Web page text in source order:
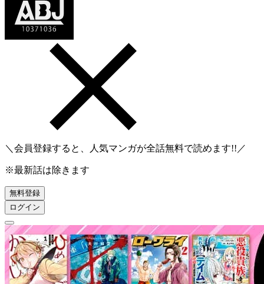
＼会員登録すると、人気マンガが全話無料で読めます!!／
※最新話は除きます
無料登録
ログイン